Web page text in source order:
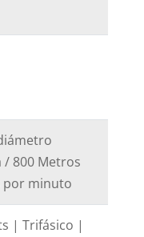
/ 800 Metros
por minuto
| Trifásico |